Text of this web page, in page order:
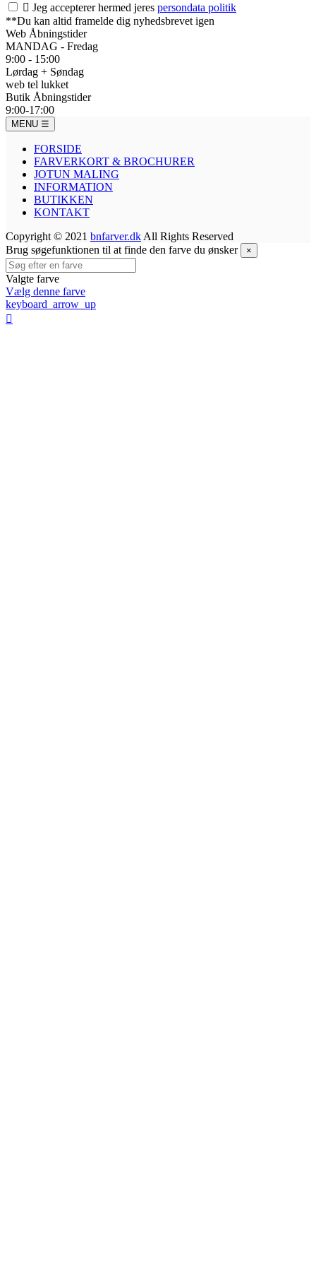
 Jeg accepterer hermed jeres persondata politik
**Du kan altid framelde dig nyhedsbrevet igen
Web Åbningstider
MANDAG - Fredag
9:00 - 15:00
Lørdag + Søndag
web tel lukket
Butik Åbningstider
9:00-17:00
MENU ☰
FORSIDE
FARVERKORT & BROCHURER
JOTUN MALING
INFORMATION
BUTIKKEN
KONTAKT
Copyright © 2021 bnfarver.dk All Rights Reserved
Brug søgefunktionen til at finde den farve du ønsker
×
Valgte farve
Vælg denne farve
keyboard_arrow_up
